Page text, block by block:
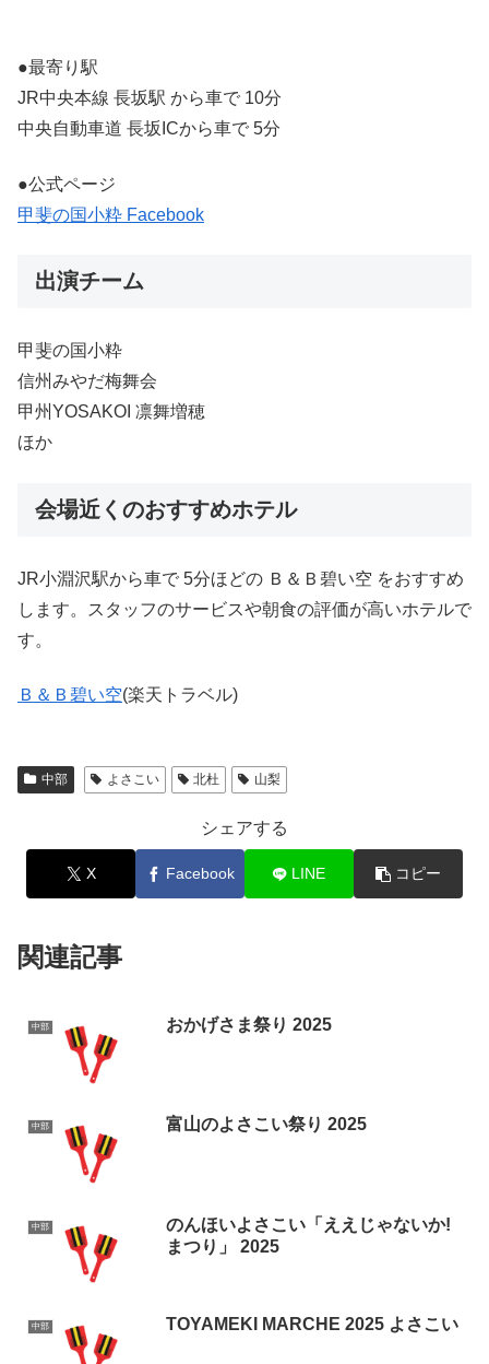
●最寄り駅
JR中央本線 長坂駅 から車で 10分
中央自動車道 長坂ICから車で 5分
●公式ページ
甲斐の国小粋 Facebook
出演チーム
甲斐の国小粋
信州みやだ梅舞会
甲州YOSAKOI 凛舞増穂
ほか
会場近くのおすすめホテル
JR小淵沢駅から車で 5分ほどの Ｂ＆Ｂ碧い空 をおすすめ
します。スタッフのサービスや朝食の評価が高いホテルで
す。
Ｂ＆Ｂ碧い空(楽天トラベル)
中部 よさこい 北杜 山梨
シェアする
X Facebook LINE コピー
関連記事
中部 おかげさま祭り 2025
中部 富山のよさこい祭り 2025
中部
のんほいよさこい「ええじゃないか!
まつり」 2025
中部 TOYAMEKI MARCHE 2025 よさこい